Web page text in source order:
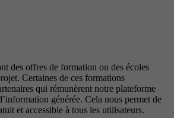
des offres de formation ou des écoles
Certaines de ces formations
qui rémunèrent notre plateforme
générée. Cela nous permet de
et accessible à tous les utilisateurs.